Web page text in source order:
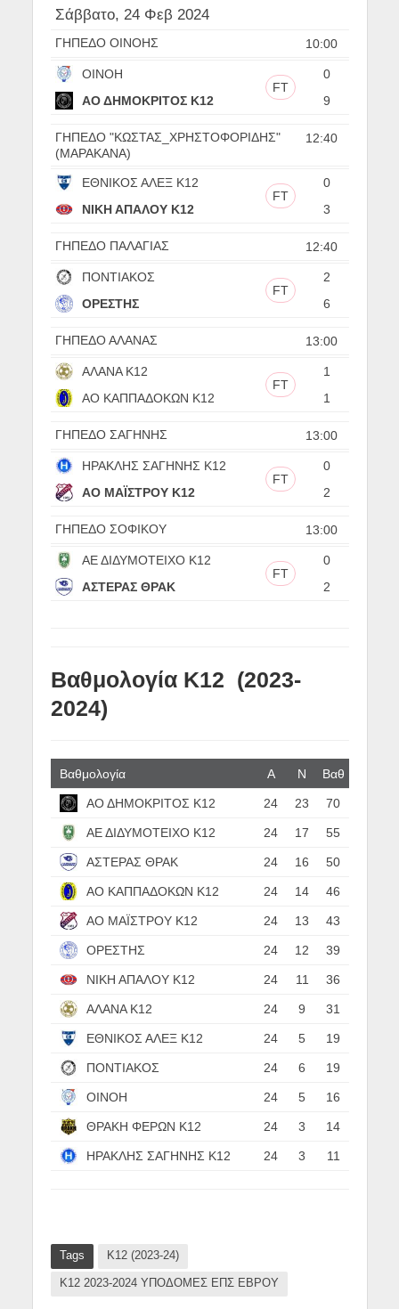
Σάββατο, 24 Φεβ 2024
10:00
ΓΗΠΕΔΟ ΟΙΝΟΗΣ
ΟΙΝΟΗ
0
FT
ΑΟ ΔΗΜΟΚΡΙΤΟΣ Κ12
9
12:40
ΓΗΠΕΔΟ "ΚΩΣΤΑΣ_ΧΡΗΣΤΟΦΟΡΙΔΗΣ"
(ΜΑΡΑΚΑΝΑ)
ΕΘΝΙΚΟΣ ΑΛΕΞ Κ12
0
FT
ΝΙΚΗ ΑΠΑΛΟΥ Κ12
3
12:40
ΓΗΠΕΔΟ ΠΑΛΑΓΙΑΣ
ΠΟΝΤΙΑΚΟΣ
2
FT
ΟΡΕΣΤΗΣ
6
13:00
ΓΗΠΕΔΟ ΑΛΑΝΑΣ
ΑΛΑΝΑ Κ12
1
FT
ΑΟ ΚΑΠΠΑΔΟΚΩΝ Κ12
1
13:00
ΓΗΠΕΔΟ ΣΑΓΗΝΗΣ
ΗΡΑΚΛΗΣ ΣΑΓΗΝΗΣ Κ12
0
FT
ΑΟ ΜΑΪΣΤΡΟΥ Κ12
2
13:00
ΓΗΠΕΔΟ ΣΟΦΙΚΟΥ
ΑΕ ΔΙΔΥΜΟΤΕΙΧΟ Κ12
0
FT
ΑΣΤΕΡΑΣ ΘΡΑΚ
2
Βαθμολογία Κ12 (2023-
2024)
Βαθμολογία Α N Βαθ
ΑΟ ΔΗΜΟΚΡΙΤΟΣ Κ12 24 23 70
ΑΕ ΔΙΔΥΜΟΤΕΙΧΟ Κ12 24 17 55
ΑΣΤΕΡΑΣ ΘΡΑΚ 24 16 50
ΑΟ ΚΑΠΠΑΔΟΚΩΝ Κ12 24 14 46
ΑΟ ΜΑΪΣΤΡΟΥ Κ12 24 13 43
ΟΡΕΣΤΗΣ 24 12 39
ΝΙΚΗ ΑΠΑΛΟΥ Κ12 24 11 36
ΑΛΑΝΑ Κ12 24 9 31
ΕΘΝΙΚΟΣ ΑΛΕΞ Κ12 24 5 19
ΠΟΝΤΙΑΚΟΣ 24 6 19
ΟΙΝΟΗ 24 5 16
ΘΡΑΚΗ ΦΕΡΩΝ Κ12 24 3 14
ΗΡΑΚΛΗΣ ΣΑΓΗΝΗΣ Κ12 24 3 11
Tags Κ12 (2023-24)
Κ12 2023-2024 ΥΠΟΔΟΜΕΣ ΕΠΣ ΕΒΡΟΥ